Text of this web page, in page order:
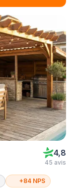
4,8
45 avis
+84 NPS